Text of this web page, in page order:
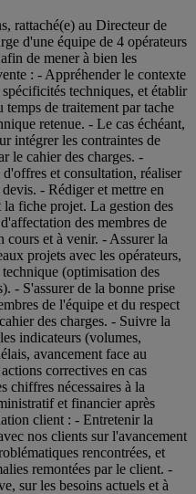
rattaché(e) au Directeur de
d'une équipe de 4 opérateurs
de mener à bien les
: - Appréhender le contexte
techniques, et établir
de traitement par tache
retenue. - Le cas échéant,
intégrer les contraintes de
le cahier des charges. -
et consultation, réaliser
- Rédiger et mettre en
la fiche projet. La gestion des
des membres de
cours et à venir. - Assurer la
projets avec les opérateurs,
(optimisation des
- S'assurer de la bonne prise
de l'équipe et du respect
des charges. - Suivre la
indicateurs (volumes,
avancement face au
correctives en cas
chiffres nécessaires à la
et financier après
client : - Entretenir la
nos clients sur l'avancement
rencontrées, et
remontées par le client. -
sur les besoins actuels et à